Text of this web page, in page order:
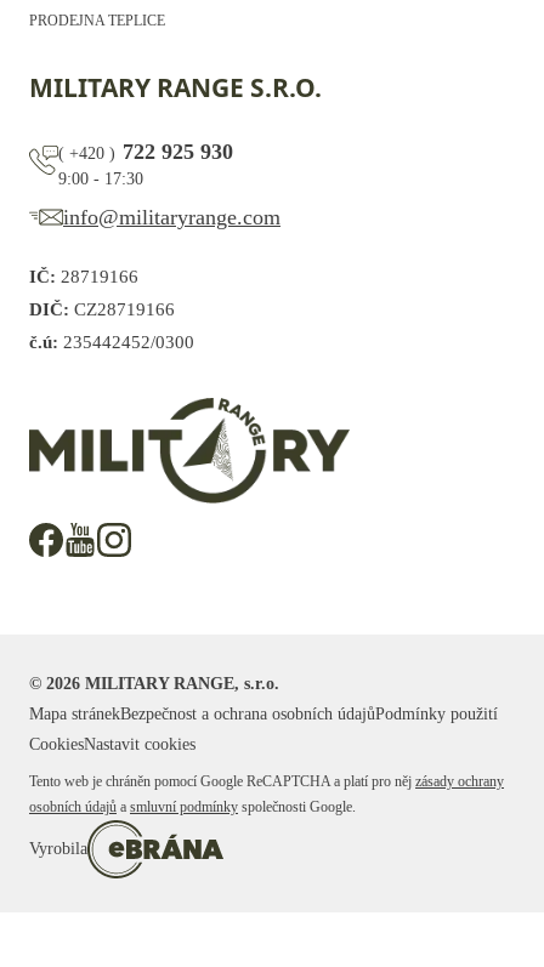
PRODEJNA TEPLICE
MILITARY RANGE S.R.O.
( +420 ) 722 925 930
9:00 - 17:30
info@militaryrange.com
IČ: 28719166
DIČ: CZ28719166
č.ú: 235442452/0300
© 2026 MILITARY RANGE, s.r.o.
Mapa stránekBezpečnost a ochrana osobních údajůPodmínky použití
CookiesNastavit cookies
Tento web je chráněn pomocí Google ReCAPTCHA a platí pro něj zásady ochrany
osobních údajů a smluvní podmínky společnosti Google.
Vyrobila